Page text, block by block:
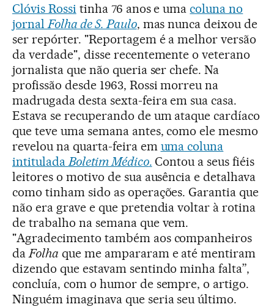
Clóvis Rossi tinha 76 anos e umacoluna no
jornal Folha de S. Paulo, mas nunca deixou de
ser repórter. "Reportagem é a melhor versão
da verdade", disse recentemente o veterano
jornalista que não queria ser chefe. Na
profissão desde 1963, Rossi morreu na
madrugada desta sexta-feira em sua casa.
Estava se recuperando de um ataque cardíaco
que teve uma semana antes, como ele mesmo
revelou na quarta-feira em uma coluna
intitulada Boletim Médico. Contou a seus fiéis
leitores o motivo de sua ausência e detalhava
como tinham sido as operações. Garantia que
não era grave e que pretendia voltar à rotina
de trabalho na semana que vem.
"Agradecimento também aos companheiros
da Folha que me ampararam e até mentiram
dizendo que estavam sentindo minha falta”,
concluía, com o humor de sempre, o artigo.
Ninguém imaginava que seria seu último.